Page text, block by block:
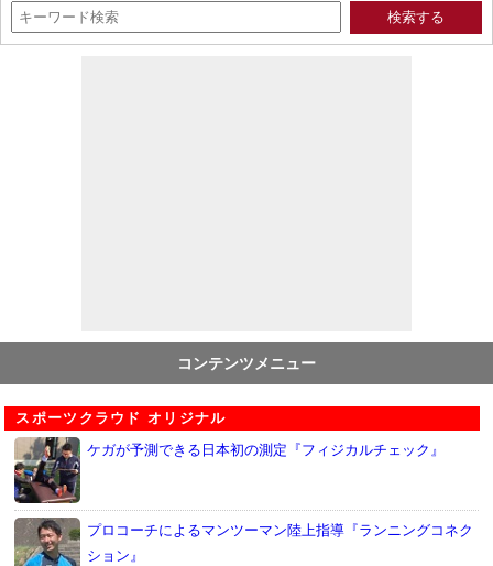
コンテンツメニュー
スポーツクラウド オリジナル
ケガが予測できる日本初の測定『フィジカルチェック』
プロコーチによるマンツーマン陸上指導『ランニングコネク
ション』